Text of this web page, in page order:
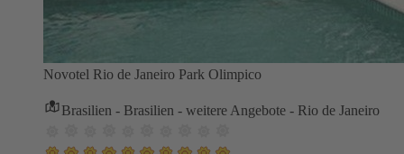
Novotel Rio de Janeiro Park Olimpico
Brasilien - Brasilien - weitere Angebote - Rio de Janeiro